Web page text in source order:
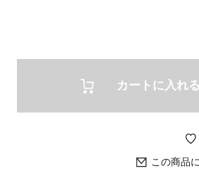
カートに入れる
この商品